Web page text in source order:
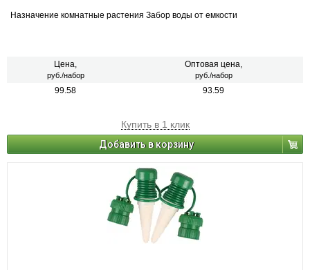
Назначение комнатные растения Забор воды от емкости
Цена,
руб./набор
Оптовая цена,
руб./набор
99.58 93.59
Купить в 1 клик
Добавить в корзину